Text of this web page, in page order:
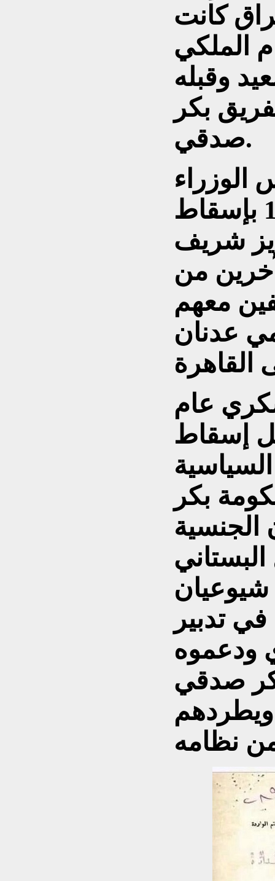
كانت
الملكي
وقبله
بكر
صدقي.
نوري السعيد عام 1955 بإسقاط
شريف
من
معهم
عدنان
عام
إسقاط
بكر
شيوعيان
تدبير
ودعموه
صدقي